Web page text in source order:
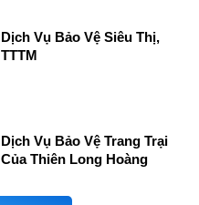
Dịch Vụ Bảo Vệ Siêu Thị,
TTTM
Dịch Vụ Bảo Vệ Trang Trại
Của Thiên Long Hoàng